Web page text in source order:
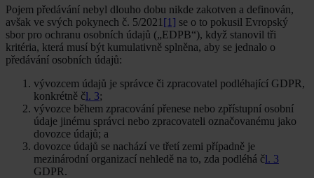
Pojem předávání nebyl dlouho dobu nikde zakotven a definován,
avšak ve svých pokynech č. 5/2021 [1] se o to pokusil Evropský
sbor pro ochranu osobních údajů („EDPB“), když stanovil tři
kritéria, která musí být kumulativně splněna, aby se jednalo o
předávání osobních údajů:
vývozcem údajů je správce či zpracovatel podléhající GDPR,
konkrétně čl. 3;
vývozce během zpracování přenese nebo zpřístupní osobní
údaje jinému správci nebo zpracovateli označovanému jako
dovozce údajů; a
dovozce údajů se nachází ve třetí zemi případně je
mezinárodní organizací nehledě na to, zda podléhá čl. 3
GDPR.